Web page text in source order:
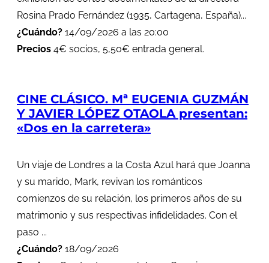
Rosina Prado Fernández (1935, Cartagena, España)...
¿Cuándo? 14/09/2026 a las 20:00
Precios 4€ socios, 5,50€ entrada general.
CINE CLÁSICO. Mª EUGENIA GUZMÁN
Y JAVIER LÓPEZ OTAOLA presentan:
«Dos en la carretera»
Un viaje de Londres a la Costa Azul hará que Joanna
y su marido, Mark, revivan los románticos
comienzos de su relación, los primeros años de su
matrimonio y sus respectivas infidelidades. Con el
paso ...
¿Cuándo? 18/09/2026